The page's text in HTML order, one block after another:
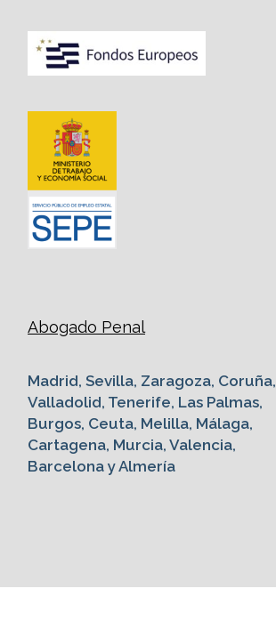
Abogado Penal
Madrid, Sevilla, Zaragoza, Coruña,
Valladolid, Tenerife, Las Palmas,
Burgos, Ceuta, Melilla, Málaga,
Cartagena, Murcia, Valencia,
Barcelona y Almería